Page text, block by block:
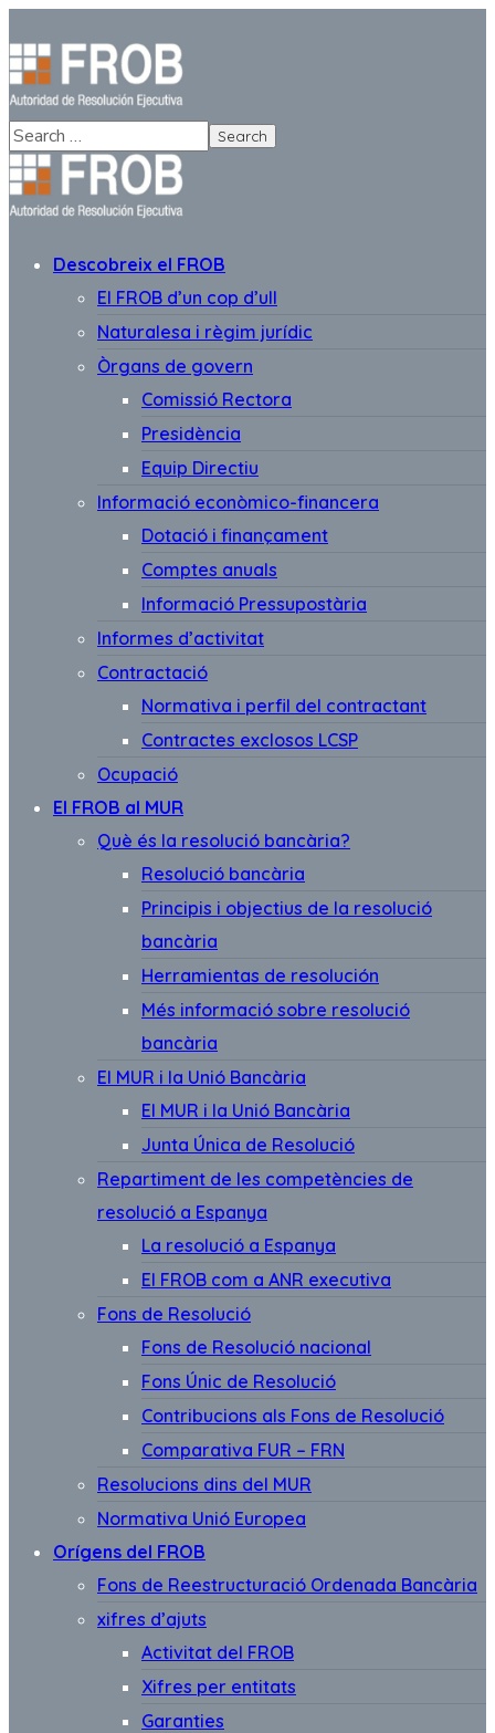
Descobreix el FROB
El FROB d’un cop d’ull
Naturalesa i règim jurídic
Òrgans de govern
Comissió Rectora
Presidència
Equip Directiu
Informació econòmico-financera
Dotació i finançament
Comptes anuals
Informació Pressupostària
Informes d’activitat
Contractació
Normativa i perfil del contractant
Contractes exclosos LCSP
Ocupació
El FROB al MUR
Què és la resolució bancària?
Resolució bancària
Principis i objectius de la resolució
bancària
Herramientas de resolución
Més informació sobre resolució
bancària
El MUR i la Unió Bancària
El MUR i la Unió Bancària
Junta Única de Resolució
Repartiment de les competències de
resolució a Espanya
La resolució a Espanya
El FROB com a ANR executiva
Fons de Resolució
Fons de Resolució nacional
Fons Únic de Resolució
Contribucions als Fons de Resolució
Comparativa FUR – FRN
Resolucions dins del MUR
Normativa Unió Europea
Orígens del FROB
Fons de Reestructuració Ordenada Bancària
xifres d’ajuts
Activitat del FROB
Xifres per entitats
Garanties